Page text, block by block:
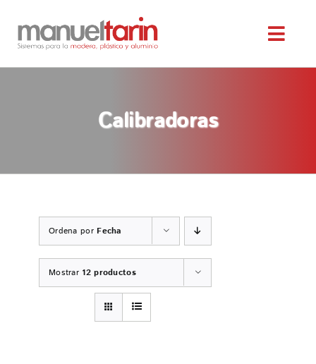
SERVICIOS
MAQUINARIA OCASIÓN
SERVICIO TÉCNICO
Calibradoras
Ordena por Fecha
Mostrar 12 productos